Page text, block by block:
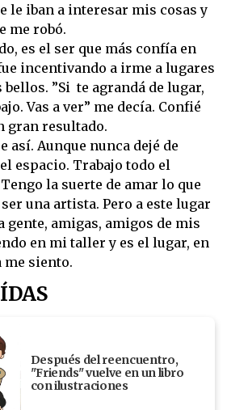
le iban a interesar mis cosas y
me robó.
es el ser que más confía en
incentivando a irme a lugares
bellos. ”Si te agrandá de lugar,
Vas a ver” me decía. Confié
gran resultado.
así. Aunque nunca dejé de
espacio. Trabajo todo el
la suerte de amar lo que
una artista. Pero a este lugar
gente, amigas, amigos de mis
en mi taller y es el lugar, en
me siento.
Después del reencuentro,
"Friends" vuelve en un libro
con ilustraciones